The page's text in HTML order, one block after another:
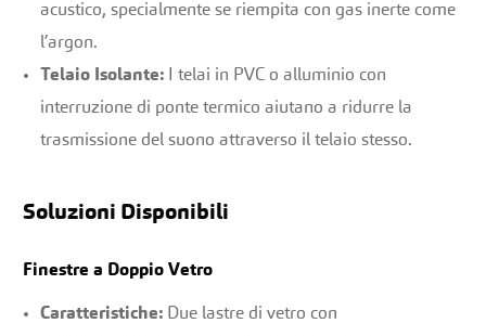
acustico, specialmente se riempita con gas inerte come
l’argon.
Telaio Isolante: I telai in PVC o alluminio con
interruzione di ponte termico aiutano a ridurre la
trasmissione del suono attraverso il telaio stesso.
Soluzioni Disponibili
Finestre a Doppio Vetro
Caratteristiche: Due lastre di vetro con